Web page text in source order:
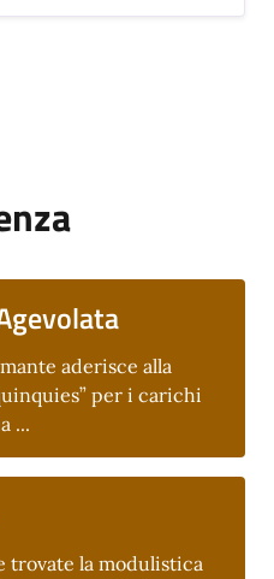
aderisce alla
per i carichi
...
trovate la modulistica